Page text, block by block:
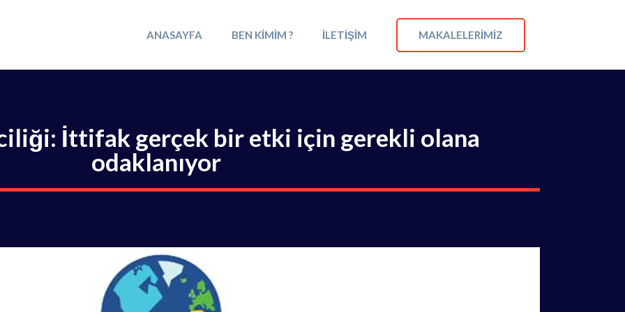
ANASAYFA BEN KIMIM ? İLETIŞIM MAKALELERIMIZ
İttifak gerçek bir etki için gerekli olana
odaklanıyor